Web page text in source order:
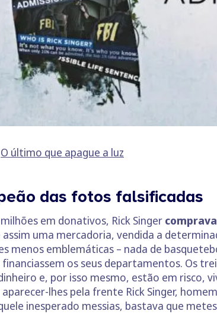
O último que apague a luz
das fotos falsificadas
em donativos, Rick Singer
uma mercadoria, vendida a
menos emblemáticas – nada de
os seus departamentos. Os
e, por isso mesmo, estão em
aparecer-lhes pela frente Rick Singer,
inesperado messias, bastava que